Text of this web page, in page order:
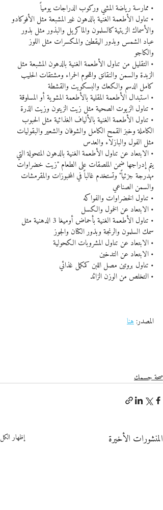
• ممارسة رياضة المشي وركوب الدراجات يومياً
• تناول الأطعمة الغنية بالدهون غير المشبعة مثل الأفوكادو
والأسماك الزيتية كالسلمون والماكريل والبذور مثل بذور
عباد الشمس وبذور اليقطين والمكسرات مثل اللوز
والكاجو
• التقليل من تناول الأطعمة الغنية بالدهون المشبعة مثل
الزبدة والسمن والنقانق واللحوم الحمراء ومشتقات الحليب
كامل الدسم والكعك والبسكويت والقشطة
• استبدال الأطعمة المقلية بالأطعمة المشوية أو المسلوقة
• تناول الزيوت الصحية مثل زيت الزيتون وزيت الذرة
• تناول الأطعمة الغنية بالألياف الغذائية مثل الحبوب
الكاملة وخبز القمح الكامل والشوفان والشعير والبقوليات
مثل الفول والبازلاء والعدس
• الابتعاد عن تناول الأطعمة الغنية بالدهون المتحولة التي
يتم إدراجها ضمن الملصقات على الطعام "زيت خضراوات
مهدرجة جزئياً" وتستخدم غالباً في المخبوزات والمقرمشات
والسمن الصناعي
• تناول الخضراوات والفواكه
• الابتعاد عن الخمول والكسل
• تناول الأطعمة الغنية بأحماض أوميغا 3 الدهنية مثل
سمك السلمون والرنجة وبذور الكتان والجوز
• الابتعاد عن تناول المشروبات الكحولية
• الابتعاد عن التدخين
• تناول بروتين مصل اللبن كمكمل غذائي
• التخلص من الوزن الزائد
المصدر: هنا
صحة جسمك
المنشورات الأخيرة إظهار الكل